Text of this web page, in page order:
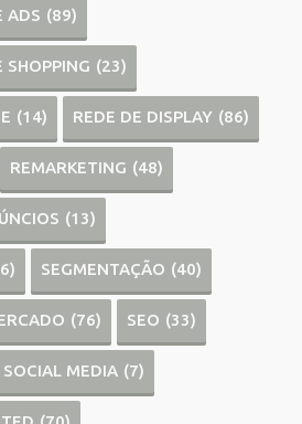
ADS (89)
SHOPPING (23)
(14) REDE DE DISPLAY (86)
REMARKETING (48)
(13)
SEGMENTAÇÃO (40)
(76) SEO (33)
SOCIAL MEDIA (7)